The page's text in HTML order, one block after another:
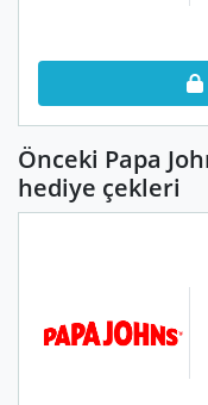
Önceki Papa
hediye çekleri